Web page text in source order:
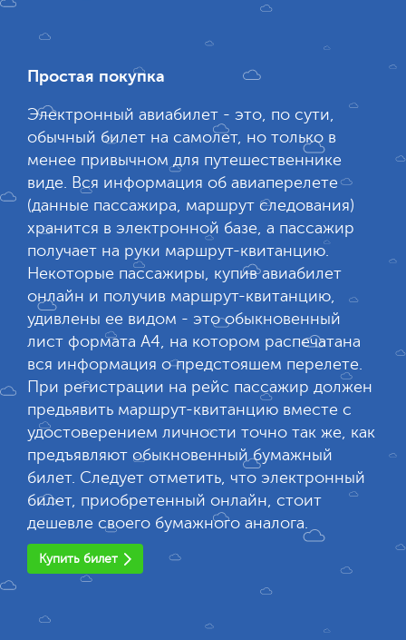
Простая покупка
Электронный авиабилет - это, по сути,
обычный билет на самолет, но только в
менее привычном для путешественнике
виде. Вся информация об авиаперелете
(данные пассажира, маршрут следования)
хранится в электронной базе, а пассажир
получает на руки маршрут-квитанцию.
Некоторые пассажиры, купив авиабилет
онлайн и получив маршрут-квитанцию,
удивлены ее видом - это обыкновенный
лист формата А4, на котором распечатана
вся информация о предстояшем перелете.
При регистрации на рейс пассажир должен
предьявить маршрут-квитанцию вместе с
удостоверением личности точно так же, как
предъявляют обыкновенный бумажный
билет. Следует отметить, что электронный
билет, приобретенный онлайн, стоит
дешевле своего бумажного аналога.
Купить билет